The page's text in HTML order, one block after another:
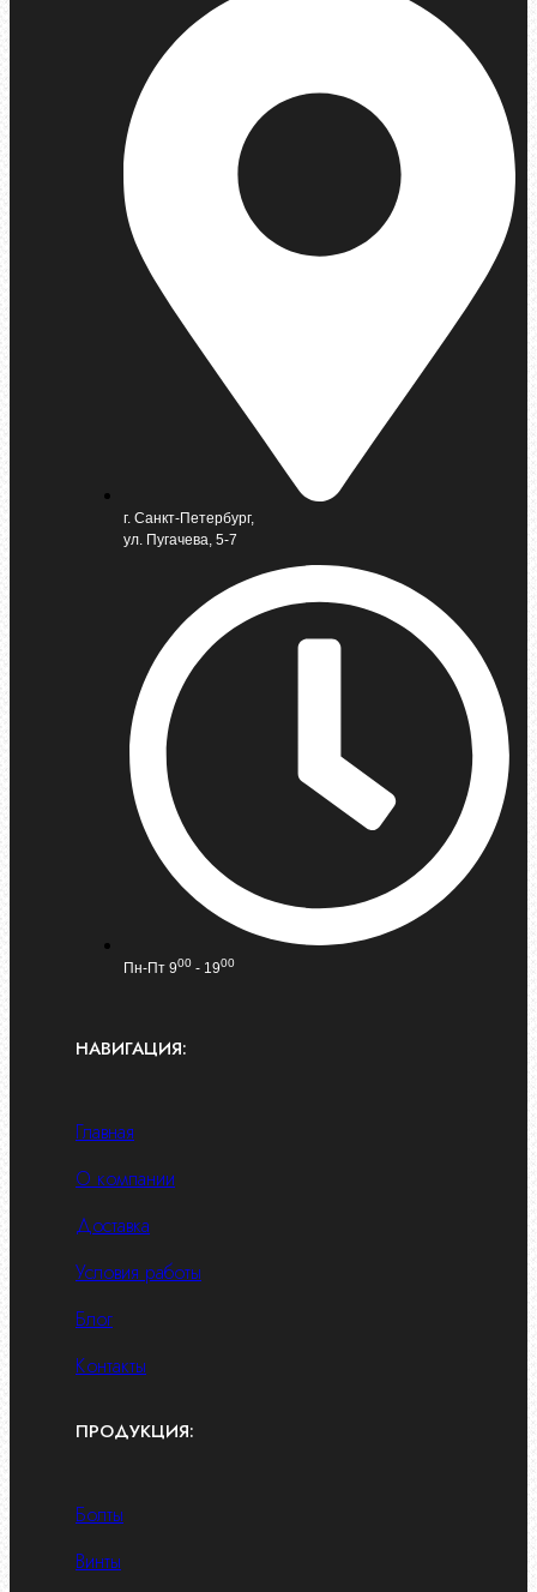
г. Санкт-Петербург,
ул. Пугачева, 5-7
Пн-Пт 900 - 1900
НАВИГАЦИЯ:
Главная
О компании
Доставка
Условия работы
Блог
Контакты
ПРОДУКЦИЯ:
Болты
Винты